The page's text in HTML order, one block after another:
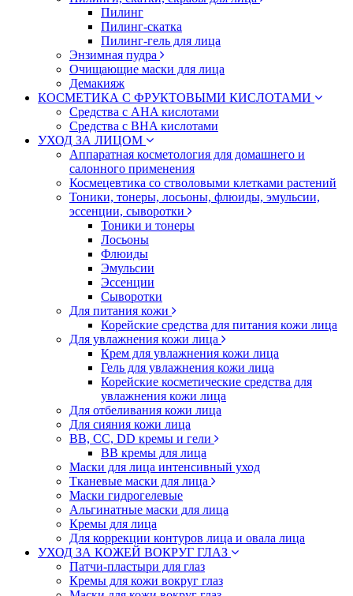
Пилинг
Пилинг-скатка
Пилинг-гель для лица
Энзимная пудра
Очищающие маски для лица
Демакияж
КОСМЕТИКА С ФРУКТОВЫМИ КИСЛОТАМИ
Средства с AHA кислотами
Средства с BHA кислотами
УХОД ЗА ЛИЦОМ
Аппаратная косметология для домашнего и
салонного применения
Космецевтика со стволовыми клетками растений
Тоники, тонеры, лосьоны, флюиды, эмульсии,
эссенции, сыворотки
Тоники и тонеры
Лосьоны
Флюиды
Эмульсии
Эссенции
Сыворотки
Для питания кожи
Корейские средства для питания кожи лица
Для увлажнения кожи лица
Крем для увлажнения кожи лица
Гель для увлажнения кожи лица
Корейские косметические средства для
увлажнения кожи лица
Для отбеливания кожи лица
Для сияния кожи лица
BB, CC, DD кремы и гели
BB кремы для лица
Маски для лица интенсивный уход
Тканевые маски для лица
Маски гидрогелевые
Альгинатные маски для лица
Кремы для лица
Для коррекции контуров лица и овала лица
УХОД ЗА КОЖЕЙ ВОКРУГ ГЛАЗ
Патчи-пластыри для глаз
Кремы для кожи вокруг глаз